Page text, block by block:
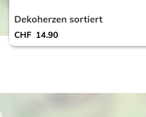
Dekoherzen sortiert
CHF 14.90